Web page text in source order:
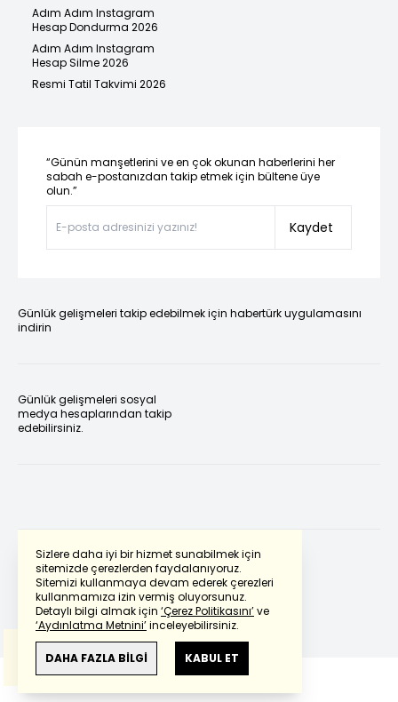
Sizlere daha iyi bir hizmet sunabilmek için
sitemizde çerezlerden faydalanıyoruz.
Sitemizi kullanmaya devam ederek çerezleri
kullanmamıza izin vermiş oluyorsunuz.
Detaylı bilgi almak için ‘Çerez Politikasını’ve
‘Aydınlatma Metnini’inceleyebilirsiniz.
DAHA FAZLA BİLGİ KABUL ET
Adım Adım Instagram
Hesap Dondurma 2026
Adım Adım Instagram
Hesap Silme 2026
Resmi Tatil Takvimi 2026
“Günün manşetlerini ve en çok okunan haberlerini her
sabah e-postanızdan takip etmek için bültene üye
olun.”
Kaydet
Günlük gelişmeleri takip edebilmek için habertürk uygulamasını
indirin
Günlük gelişmeleri sosyal
medya hesaplarından takip
edebilirsiniz.
Powered by Translate
Bu çevirideGoogle Transletekullanılmıştır.
Anlam ve çeviri hatalarından
haberturk.com
sorumlu değildir.